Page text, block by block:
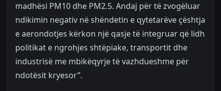
madhësi PM10 dhe PM2.5. Andaj për të zvogëluar
ndikimin negativ në shëndetin e qytetarëve çështja
e aerondotjes kërkon një qasje të integruar që lidh
politikat e ngrohjes shtëpiake, transportit dhe
industrisë me mbikëqyrje të vazhdueshme për
ndotësit kryesor”.